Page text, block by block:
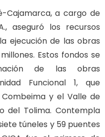
Cajamarca, a cargo de
aseguró los recursos
ejecución de las obras
Estos fondos se
de las obras
Funcional 1, que
y el Valle de
del Tolima. Contempla
túneles y 59 puentes